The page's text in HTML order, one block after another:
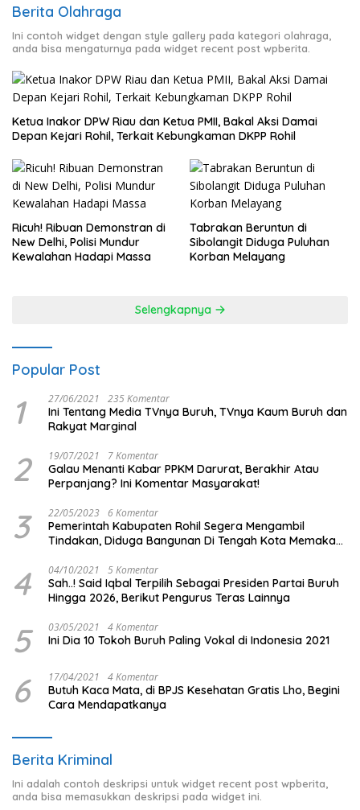
Berita Olahraga
Ini contoh widget dengan style gallery pada kategori olahraga,
anda bisa mengaturnya pada widget recent post wpberita.
Ketua Inakor DPW Riau dan Ketua PMII, Bakal Aksi Damai
Depan Kejari Rohil, Terkait Kebungkaman DKPP Rohil
Ricuh! Ribuan Demonstran di
New Delhi, Polisi Mundur
Kewalahan Hadapi Massa
Tabrakan Beruntun di
Sibolangit Diduga Puluhan
Korban Melayang
Selengkapnya
Popular Post
1 27/06/2021 235 Komentar
Ini Tentang Media TVnya Buruh, TVnya Kaum Buruh dan
Rakyat Marginal
2 19/07/2021 7 Komentar
Galau Menanti Kabar PPKM Darurat, Berakhir Atau
Perpanjang? Ini Komentar Masyarakat!
3 22/05/2023 6 Komentar
Pemerintah Kabupaten Rohil Segera Mengambil
Tindakan, Diduga Bangunan Di Tengah Kota Memakan
4 04/10/2021 5 Komentar
Sah..! Said Iqbal Terpilih Sebagai Presiden Partai Buruh
Hingga 2026, Berikut Pengurus Teras Lainnya
5 03/05/2021 4 Komentar
Ini Dia 10 Tokoh Buruh Paling Vokal di Indonesia 2021
6 17/04/2021 4 Komentar
Butuh Kaca Mata, di BPJS Kesehatan Gratis Lho, Begini
Cara Mendapatkanya
Berita Kriminal
Ini adalah contoh deskripsi untuk widget recent post wpberita,
anda bisa memasukkan deskripsi pada widget ini.